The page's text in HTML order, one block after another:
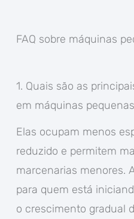
FAQ sobre máquinas
1. Quais são as
em máquinas
Elas ocupam menos
reduzido e permitem
marcenarias menores.
para quem está
o crescimento gradual